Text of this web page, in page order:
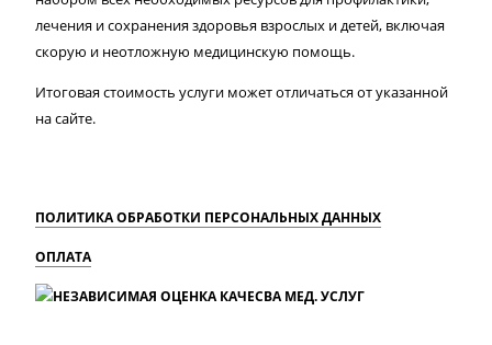
лечения и сохранения здоровья взрослых и детей, включая
скорую и неотложную медицинскую помощь.
Итоговая стоимость услуги может отличаться от указанной
на сайте.
ПОЛИТИКА ОБРАБОТКИ ПЕРСОНАЛЬНЫХ ДАННЫХ
ОПЛАТА